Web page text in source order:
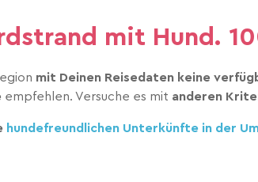
mit Hund.
mit Deinen Reisedaten keine
empfehlen. Versuche es mit anderen
hundefreundlichen Unterkünfte in der